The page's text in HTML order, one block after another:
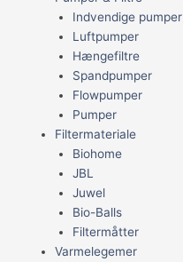
Indvendige pumper
Luftpumper
Hængefiltre
Spandpumper
Flowpumper
Pumper
Filtermateriale
Biohome
JBL
Juwel
Bio-Balls
Filtermåtter
Varmelegemer